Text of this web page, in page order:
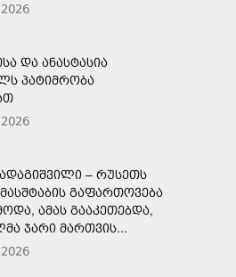
ᲓᲐ ᲐᲜᲐᲡᲢᲐᲡᲘᲐ
ᲞᲐᲢᲘᲛᲠᲝᲑᲐ
– ᲠᲣᲡᲔᲗᲡ
ᲒᲐᲤᲐᲠᲗᲝᲕᲔᲑᲐ
ᲐᲛᲐᲡ ᲒᲐᲐᲙᲔᲗᲔᲑᲓᲐ,
ᲯᲐᲠᲘ ᲛᲐᲠᲗᲕᲘᲡ...